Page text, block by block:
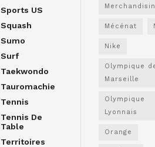
Sports US
Squash
Sumo
Surf
Taekwondo
Tauromachie
Tennis
Tennis De
Table
Territoires
Mécénat
Nike
Olympique
Marseille
Olympique
Lyonnais
Orange